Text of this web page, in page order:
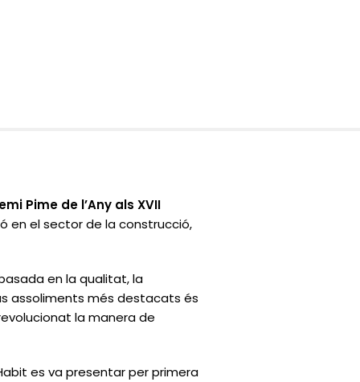
Pime de l’Any als XVII
en el sector de la construcció,
en la qualitat, la
assoliments més destacats és
la manera de
es va presentar per primera